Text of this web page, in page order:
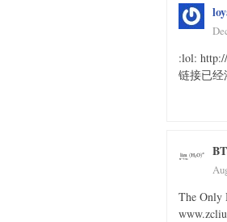
:lol:
链接已
The Only